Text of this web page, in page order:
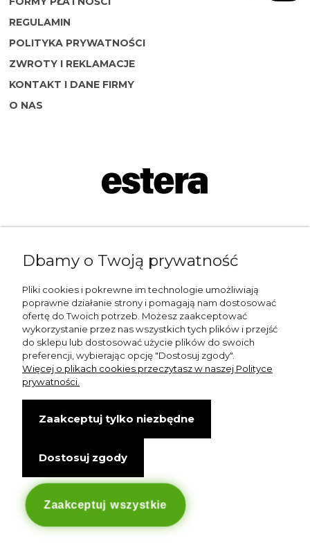
REGULAMIN
POLITYKA PRYWATNOŚCI
ZWROTY I REKLAMACJE
KONTAKT I DANE FIRMY
O NAS
shop@esterashop.com
+48 785 709 330
ESTERA
Otolice 68
99-400 Łowicz
Wskazówki dojazdu
NIP: 8341003819
Copyright © Estera. Wszelkie prawa zastrzeżone.
Managed byDigitalCraft Solutions
Dbamy o Twoją prywatność
Pliki cookies i pokrewne im technologie umożliwiają
poprawne działanie strony i pomagają nam dostosować
ofertę do Twoich potrzeb. Możesz zaakceptować
wykorzystanie przez nas wszystkich tych plików i przejść
do sklepu lub dostosować użycie plików do swoich
preferencji, wybierając opcję "Dostosuj zgody".
Więcej o plikach cookies przeczytasz w naszej Polityce
prywatności.
Zaakceptuj tylko niezbędne
Dostosuj zgody
Zaakceptuj wszystkie